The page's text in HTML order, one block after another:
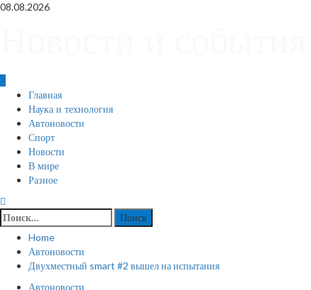
Skip
08.08.2026
Primary
Menu
Главная
Наука и технология
Автоновости
Спорт
Новости
В мире
Разное
Найти:
Home
Автоновости
Двухместный smart #2 вышел на испытания
Автоновости